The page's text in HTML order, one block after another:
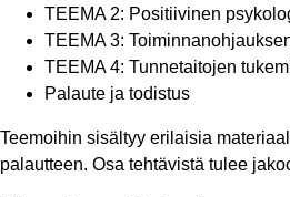
TEEMA 2: Positiivinen
TEEMA 3:
TEEMA 4: Tunnetaitojen
Palaute ja todistus
Teemoihin sisältyy erilaisia
palautteen. Osa tehtävistä tulee